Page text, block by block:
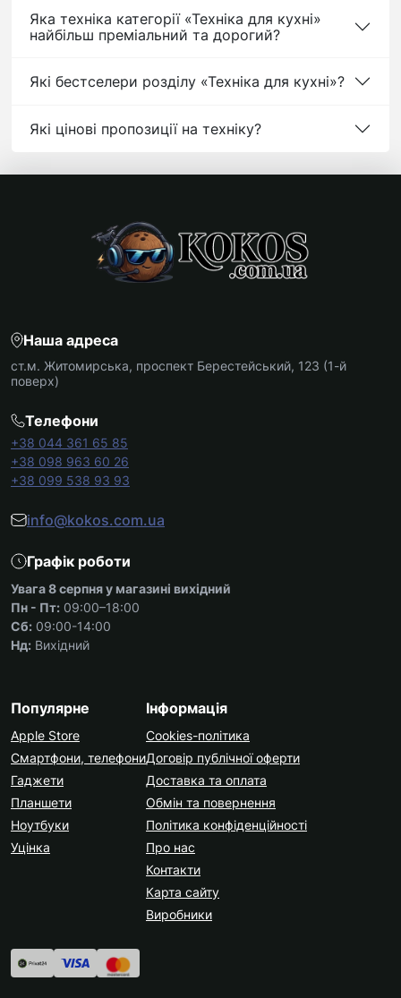
Яка техніка категорії «Техніка для кухні»
найбільш преміальний та дорогий?
Які бестселери розділу «Техніка для кухні»?
Які цінові пропозиції на техніку?
Наша адреса
ст.м. Житомирська, проспект Берестейський, 123 (1-й
поверх)
Телефони
+38 044 361 65 85
+38 098 963 60 26
+38 099 538 93 93
info@kokos.com.ua
Графік роботи
Увага 8 серпня у магазині вихідний
Пн - Пт: 09:00–18:00
Сб: 09:00-14:00
Нд: Вихідний
Популярне
Apple Store
Смартфони, телефони
Гаджети
Планшети
Ноутбуки
Уцінка
Інформація
Cookies-політика
Договір публічної оферти
Доставка та оплата
Обмін та повернення
Політика конфіденційності
Про нас
Контакти
Карта сайту
Виробники